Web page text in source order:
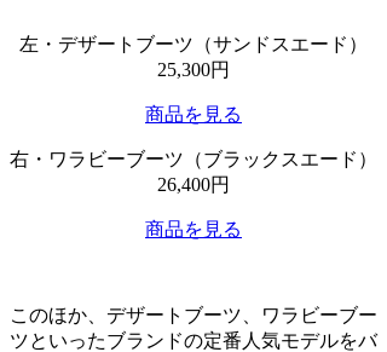
左・デザートブーツ（サンドスエード）
25,300円
商品を見る
右・ワラビーブーツ（ブラックスエード）
26,400円
商品を見る
このほか、デザートブーツ、ワラビーブー
ツといったブランドの定番人気モデルをバ